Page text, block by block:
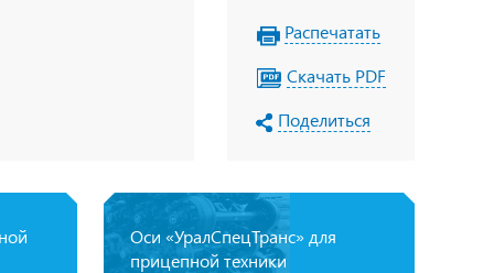
Распечатать
Скачать PDF
Поделиться
Оси «УралСпецТранс» для
прицепной техники